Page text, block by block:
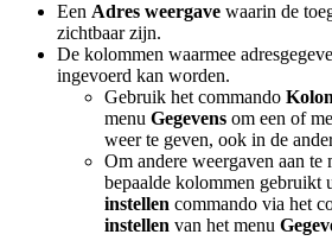
Een Adres weergave waarin de
zichtbaar zijn.
De kolommen waarmee
ingevoerd kan worden.
Gebruik het commando
menu Gegevens om een of
weer te geven, ook in de
Om andere weergaven aan te
bepaalde kolommen gebruikt
instellen commando via het
instellen van het menu